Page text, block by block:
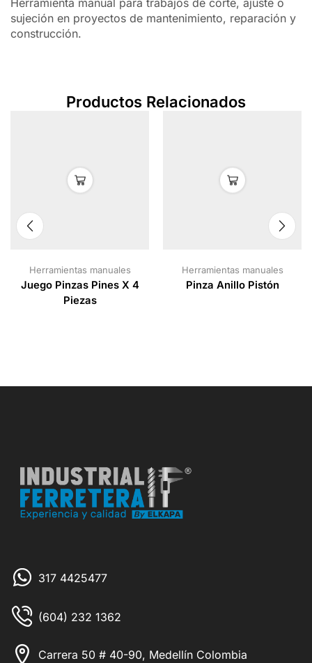
Herramienta manual para trabajos de corte, ajuste o
sujeción en proyectos de mantenimiento, reparación y
construcción.
Productos Relacionados
Herramientas manuales
Juego Pinzas Pines X 4
Piezas
Herramientas manuales
Pinza Anillo Pistón
317 4425477
(604) 232 1362
Carrera 50 # 40-90, Medellín Colombia